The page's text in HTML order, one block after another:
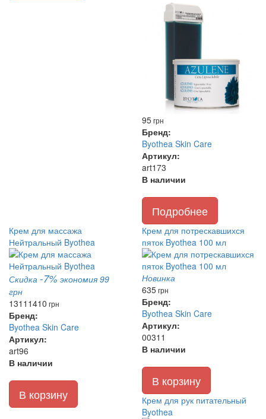
95грн
Бренд:
Byothea Skin Care
Артикул:
art173
В наличии
Подробнее
Крем для массажа
Нейтральный Byothea
Скидка -7% экономия 99
грн
1311 1410 грн
Бренд:
Byothea Skin Care
Артикул:
art96
В наличии
В корзину
Крем для потрескавшихся
пяток Byothea 100 мл
Новинка
635грн
Бренд:
Byothea Skin Care
Артикул:
00311
В наличии
В корзину
Крем для рук питательный
Byothea